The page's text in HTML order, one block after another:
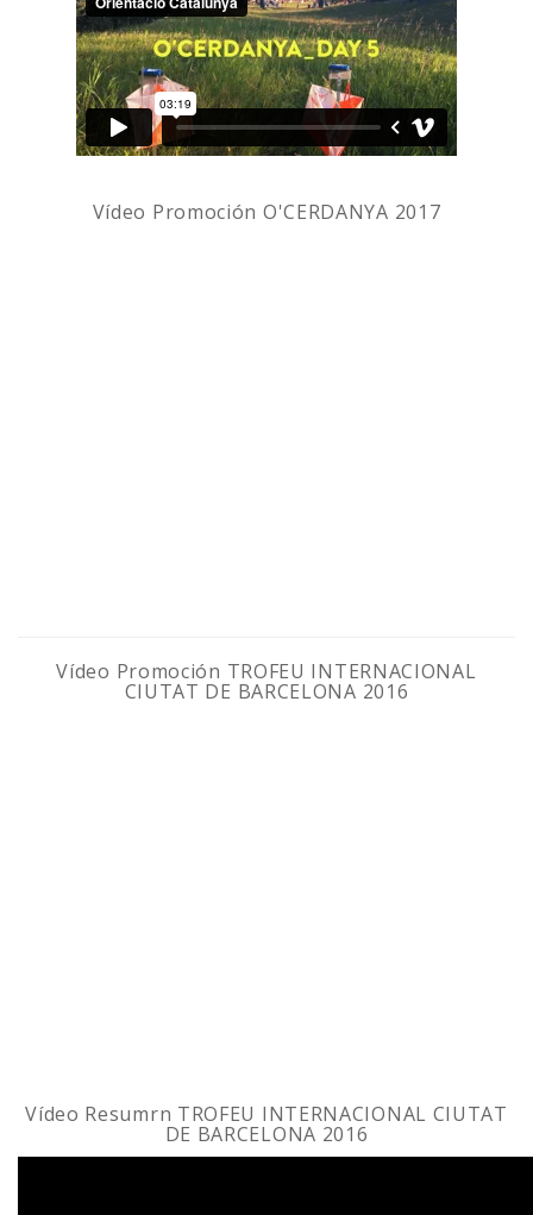
Vídeo Promoción O'CERDANYA 2017
Vídeo Promoción TROFEU INTERNACIONAL
CIUTAT DE BARCELONA 2016
Vídeo Resumrn TROFEU INTERNACIONAL CIUTAT
DE BARCELONA 2016